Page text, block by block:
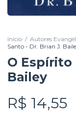
Início / Autores
Santo - Dr. Brian J.
O Espírito
Bailey
R$ 14,55